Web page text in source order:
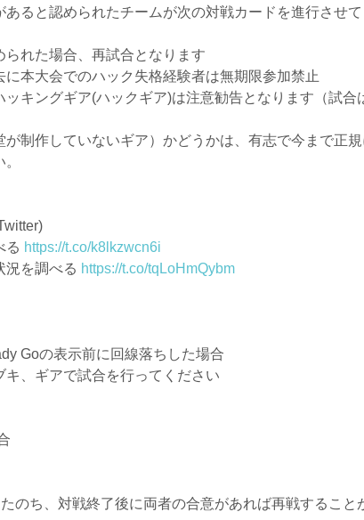
ると認められたチームが次の対戦カードを進行させ
れた場合、再試合となります
本大会でのハック失格経験者は無期限参加禁止
キングギア(ハックギア)は注意勧告となります（試合
が制作していないギア）かどうかは、有志で今まで正
る https://t.co/k8lkzwcn6i
を調べる https://t.co/tqLoHmQybm
Goの表示前に回線落ちした場合
キ、ギアで試合を行ってください
のち、対戦終了後に両者の合意があれば再戦すること